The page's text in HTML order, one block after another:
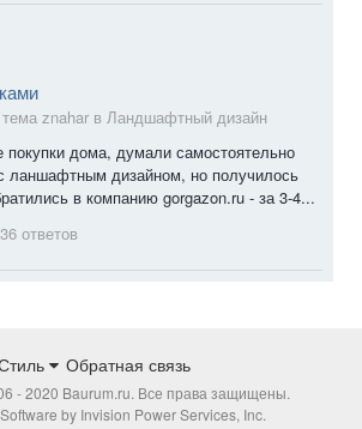
znahar в Ландшафтный дизайн
дома, думали самостоятельно
ланшафтным дизайном, но получилось
в компанию gorgazon.ru - за 3-4...
36 ответов
Обратная связь
- 2020 Baurum.ru. Все права защищены.
by Invision Power Services, Inc.